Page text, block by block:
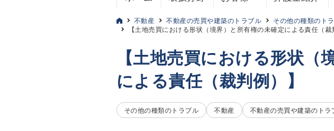
不動産 不動産の売買や建築のトラブル
その他の種類のト
【土地売買における形状（境界）と所有権の未確定による責任（裁
【土地売買における形状（
による責任（裁判例）】
その他の種類のトラブル 不動産 不動産の売買や建築のトラ